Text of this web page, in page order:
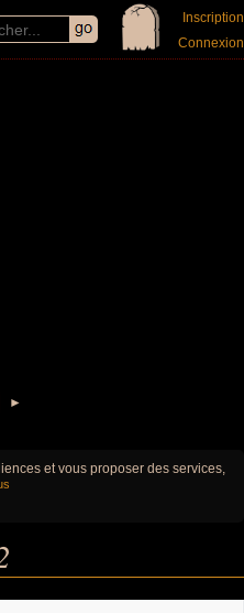
Inscription
Connexion
►
et vous proposer des services,